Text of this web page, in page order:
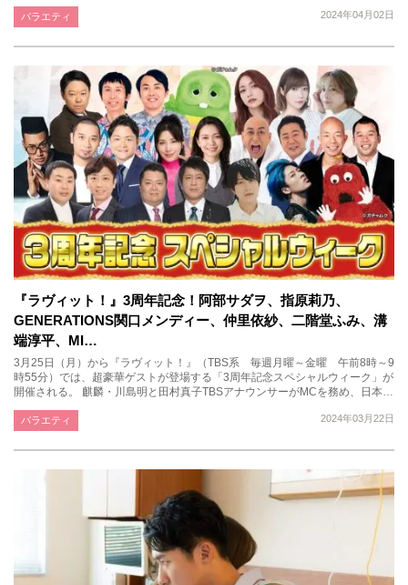
2024年04月02日
バラエティ
『ラヴィット！』3周年記念！阿部サダヲ、指原莉乃、
GENERATIONS関口メンディー、仲里依紗、二階堂ふみ、溝
端淳平、MI…
3月25日（月）から『ラヴィット！』（TBS系 毎週月曜～金曜 午前8時～9
時55分）では、超豪華ゲストが登場する「3周年記念スペシャルウィーク」が
開催される。 麒麟・川島明と田村真子TBSアナウンサーがMCを務め、日本…
2024年03月22日
バラエティ